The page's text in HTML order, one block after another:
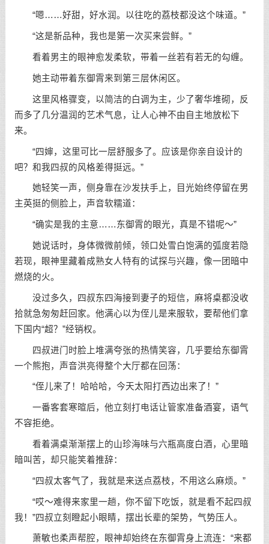
“嗯……好甜，好水润。以往吃的荔枝都没这个味道。”
“这是新品种，我也是第一次买来尝鲜。”
看着男主的眼神愈发柔软，带着一丝若有若无的勾缠。
她主动带着东御霄来到第三层休闲区。
这里风格骤变，以简洁的白调为主，少了奢华堆砌，反
而多了几分温润的艺术气息，让人心神不由自主地放松下
来。
“四婶，这里可比一层舒服多了。应该是你亲自设计的
吧？和我四叔的风格差得挺远。”
她轻笑一声，侧身靠在沙发扶手上，目光始终停留在男
主英挺的侧脸上，声音软糯道：
“确实是我的主意……东御霄的眼光，真是不错呢～”
她说话时，身体微微前倾，领口处雪白饱满的弧度若隐
若现，眼神里藏着成熟女人特有的试探与兴趣，像一团暗中
燃烧的火。
没过多久，四叔东四海接到妻子的短信，麻将桌都没收
拾就急匆匆赶回家。他满心以为侄儿是来服软，要帮他们拿
下国内“超？”经销权。
四叔进门时脸上堆满夸张的热情笑容，几乎要给东御霄
一个熊抱，声音洪亮得整个大厅都在回荡：
“侄儿来了！哈哈哈，今天太阳打西边出来了！”
一番客套寒暄后，他立刻打电话让管家准备酒宴，语气
不容拒绝。
看着满桌渐渐摆上的山珍海味与六瓶高度白酒，心里暗
暗叫苦，却只能笑着推辞：
“四叔太客气了，我就是来送点荔枝，不用这么麻烦。”
“哎～难得来家里一趟，你不留下吃饭，就是看不起四叔
我！”四叔立刻瞪起小眼睛，摆出长辈的架势，气势压人。
萧敏也柔声帮腔，眼神却始终在东御霄身上流连：“来都